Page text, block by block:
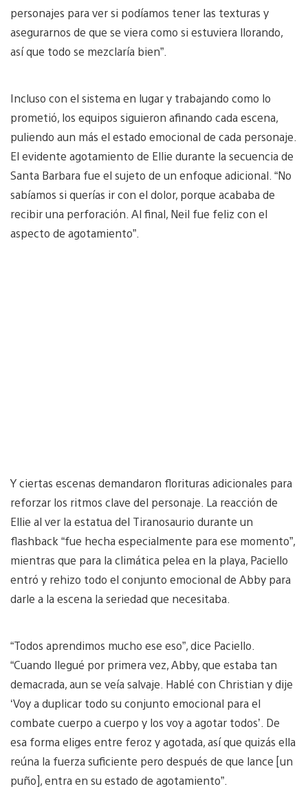
personajes para ver si podíamos tener las texturas y
asegurarnos de que se viera como si estuviera llorando,
así que todo se mezclaría bien”.
Incluso con el sistema en lugar y trabajando como lo
prometió, los equipos siguieron afinando cada escena,
puliendo aun más el estado emocional de cada personaje.
El evidente agotamiento de Ellie durante la secuencia de
Santa Barbara fue el sujeto de un enfoque adicional. “No
sabíamos si querías ir con el dolor, porque acababa de
recibir una perforación. Al final, Neil fue feliz con el
aspecto de agotamiento”.
Y ciertas escenas demandaron florituras adicionales para
reforzar los ritmos clave del personaje. La reacción de
Ellie al ver la estatua del Tiranosaurio durante un
flashback “fue hecha especialmente para ese momento”,
mientras que para la climática pelea en la playa, Paciello
entró y rehizo todo el conjunto emocional de Abby para
darle a la escena la seriedad que necesitaba.
“Todos aprendimos mucho ese eso”, dice Paciello.
“Cuando llegué por primera vez, Abby, que estaba tan
demacrada, aun se veía salvaje. Hablé con Christian y dije
‘Voy a duplicar todo su conjunto emocional para el
combate cuerpo a cuerpo y los voy a agotar todos’. De
esa forma eliges entre feroz y agotada, así que quizás ella
reúna la fuerza suficiente pero después de que lance [un
puño], entra en su estado de agotamiento”.